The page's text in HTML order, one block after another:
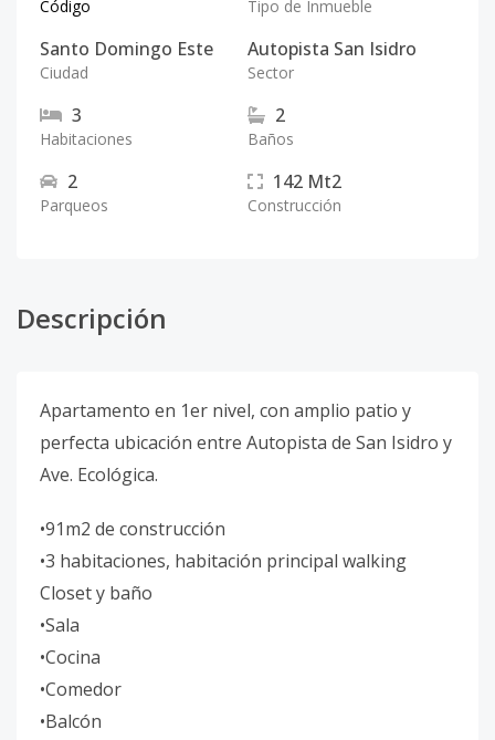
Código Tipo de Inmueble
Santo Domingo Este
Ciudad
Autopista San Isidro
Sector
3
Habitaciones
2
Baños
2
Parqueos
142 Mt2
Construcción
Descripción
Apartamento en 1er nivel, con amplio patio y
perfecta ubicación entre Autopista de San Isidro y
Ave. Ecológica.
•91m2 de construcción
•3 habitaciones, habitación principal walking
Closet y baño
•Sala
•Cocina
•Comedor
•Balcón